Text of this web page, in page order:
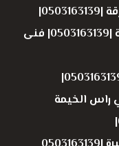
حداد أبواب حديد في راس الخيمة |0503163139| فنى
راس الخيمة